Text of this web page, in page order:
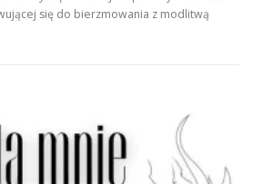
się do bierzmowania z modlitwą